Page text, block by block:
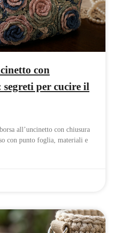
con
per cucire il
all’uncinetto con chiusura
con punto foglia, materiali e